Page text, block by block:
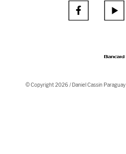
 
© Copyright 2026 / Daniel Cassin Paraguay